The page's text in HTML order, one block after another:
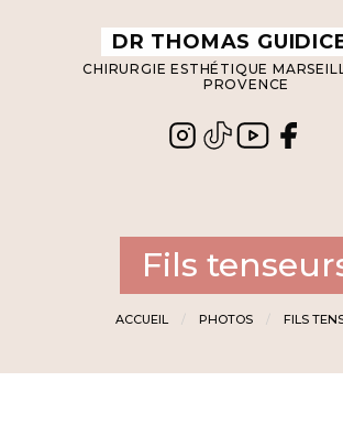
DR THOMAS
CHIRURGIE ESTHÉTIQUE
PROVENCE
Fils
ACCUEIL PHOTOS FILS